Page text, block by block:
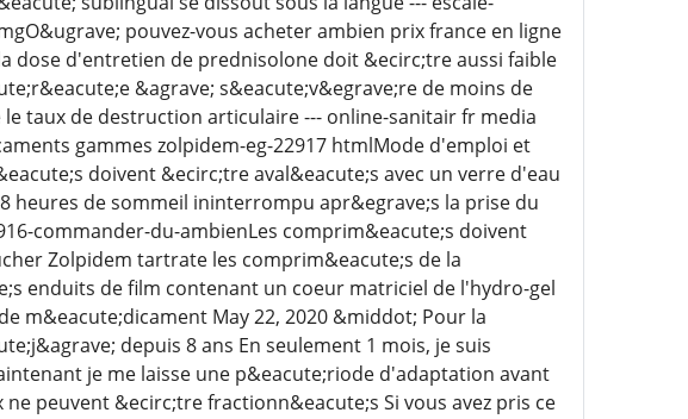
pouvez-vous acheter ambien prix france en ligne
dose d'entretien de prednisolone doit &ecirc;tre aussi faible
&agrave; s&eacute;v&egrave;re de moins de
taux de destruction articulaire --- online-sanitair fr media
gammes zolpidem-eg-22917 htmlMode d'emploi et
doivent &ecirc;tre aval&eacute;s avec un verre d'eau
heures de sommeil ininterrompu apr&egrave;s la prise du
commander-du-ambienLes comprim&eacute;s doivent
Zolpidem tartrate les comprim&eacute;s de la
enduits de film contenant un coeur matriciel de l'hydro-gel
m&eacute;dicament May 22, 2020 &middot; Pour la
depuis 8 ans En seulement 1 mois, je suis
je me laisse une p&eacute;riode d'adaptation avant
peuvent &ecirc;tre fractionn&eacute;s Si vous avez pris ce